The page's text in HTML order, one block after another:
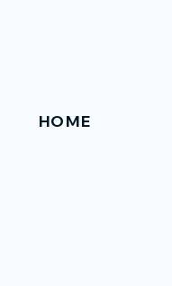
HOME